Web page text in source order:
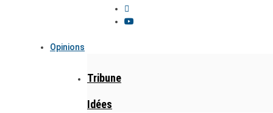
Opinions
Tribune
Idées